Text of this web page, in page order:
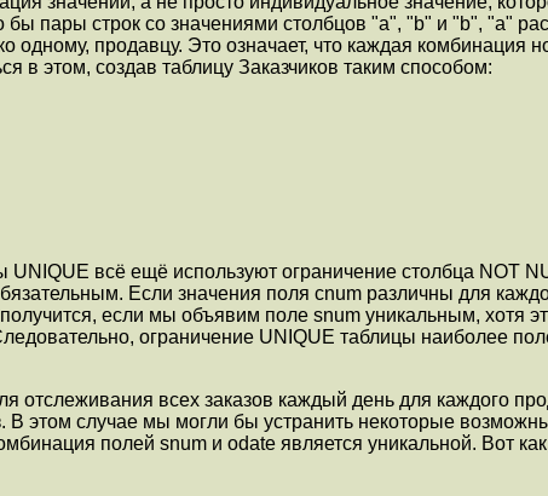
бы пары строк со значениями столбцов "a", "b" и "b", "a"
одному, продавцу. Это означает, что каждая комбинация
в этом, создав таблицу Заказчиков таким способом:
всё ещё используют ограничение столбца NOT
Если значения поля cnum различны для
если мы объявим поле snum уникальным, хотя
ограничение UNIQUE таблицы наиболее
всех заказов каждый день для каждого
В этом случае мы могли бы устранить некоторые
полей snum и odate является уникальной. Вот